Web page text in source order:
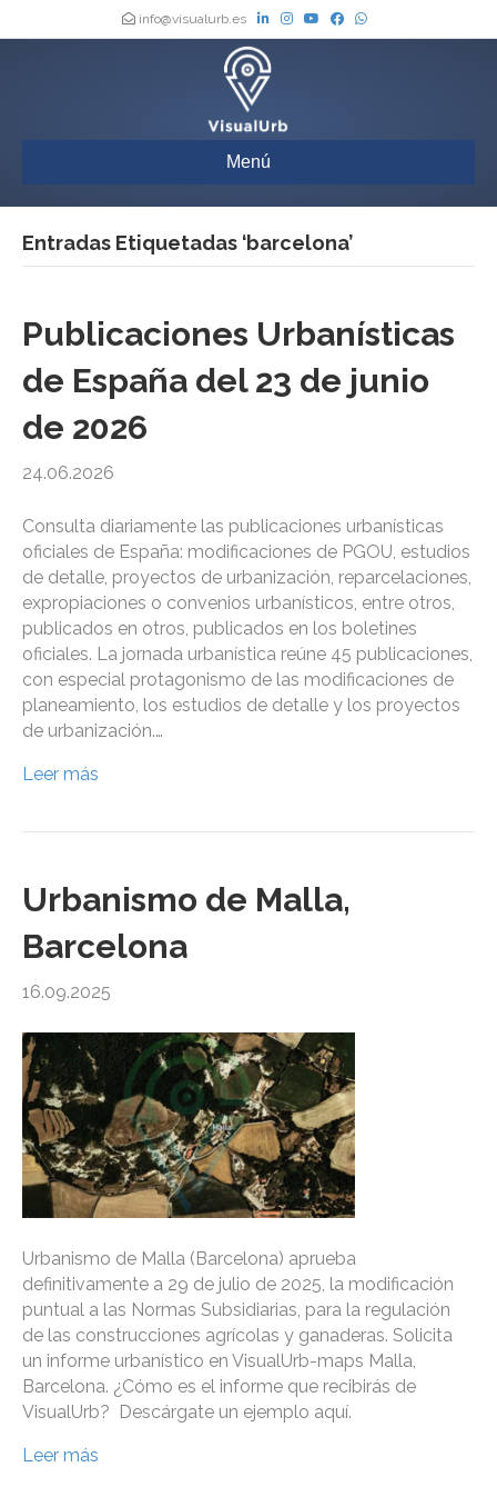
info@visualurb.es
Menú
Entradas Etiquetadas ‘barcelona’
Publicaciones Urbanísticas
de España del 23 de junio
de 2026
24.06.2026
Consulta diariamente las publicaciones urbanísticas
oficiales de España: modificaciones de PGOU, estudios
de detalle, proyectos de urbanización, reparcelaciones,
expropiaciones o convenios urbanísticos, entre otros,
publicados en otros, publicados en los boletines
oficiales. La jornada urbanística reúne 45 publicaciones,
con especial protagonismo de las modificaciones de
planeamiento, los estudios de detalle y los proyectos
de urbanización.…
Leer más
Urbanismo de Malla,
Barcelona
16.09.2025
Urbanismo de Malla (Barcelona) aprueba
definitivamente a 29 de julio de 2025, la modificación
puntual a las Normas Subsidiarias, para la regulación
de las construcciones agrícolas y ganaderas. Solicita
un informe urbanístico en VisualUrb-maps Malla,
Barcelona. ¿Cómo es el informe que recibirás de
VisualUrb? Descárgate un ejemplo aquí.
Leer más